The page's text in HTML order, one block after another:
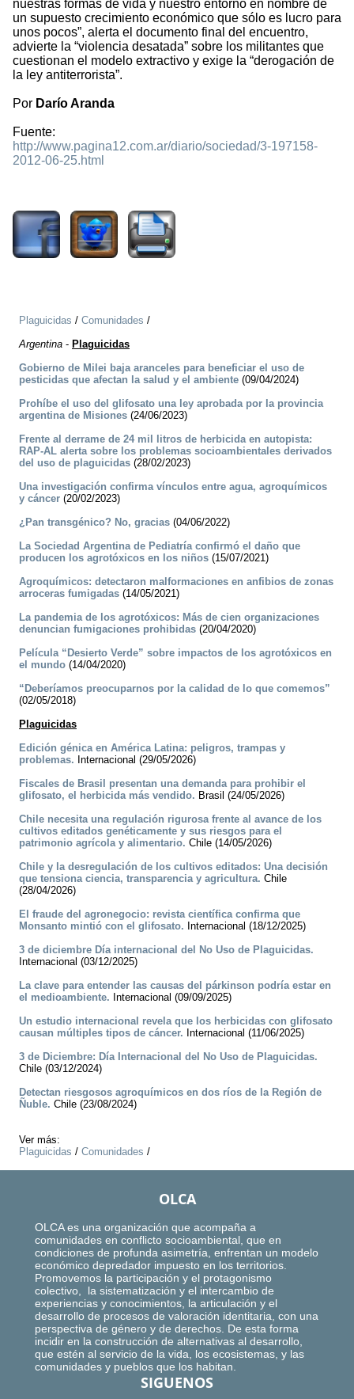
nuestras formas de vida y nuestro entorno en nombre de
un supuesto crecimiento económico que sólo es lucro para
unos pocos”, alerta el documento final del encuentro,
advierte la “violencia desatada” sobre los militantes que
cuestionan el modelo extractivo y exige la “derogación de
la ley antiterrorista”.
Por Darío Aranda
Fuente:
http://www.pagina12.com.ar/diario/sociedad/3-197158-
2012-06-25.html
Plaguicidas / Comunidades /
Argentina - Plaguicidas
Gobierno de Milei baja aranceles para beneficiar el uso de
pesticidas que afectan la salud y el ambiente (09/04/2024)
Prohíbe el uso del glifosato una ley aprobada por la provincia
argentina de Misiones (24/06/2023)
Frente al derrame de 24 mil litros de herbicida en autopista:
RAP-AL alerta sobre los problemas socioambientales derivados
del uso de plaguicidas (28/02/2023)
Una investigación confirma vínculos entre agua, agroquímicos
y cáncer (20/02/2023)
¿Pan transgénico? No, gracias (04/06/2022)
La Sociedad Argentina de Pediatría confirmó el daño que
producen los agrotóxicos en los niños (15/07/2021)
Agroquímicos: detectaron malformaciones en anfibios de zonas
arroceras fumigadas (14/05/2021)
La pandemia de los agrotóxicos: Más de cien organizaciones
denuncian fumigaciones prohibidas (20/04/2020)
Película “Desierto Verde” sobre impactos de los agrotóxicos en
el mundo (14/04/2020)
“Deberíamos preocuparnos por la calidad de lo que comemos”
(02/05/2018)
Plaguicidas
Edición génica en América Latina: peligros, trampas y
problemas. Internacional (29/05/2026)
Fiscales de Brasil presentan una demanda para prohibir el
glifosato, el herbicida más vendido. Brasil (24/05/2026)
Chile necesita una regulación rigurosa frente al avance de los
cultivos editados genéticamente y sus riesgos para el
patrimonio agrícola y alimentario. Chile (14/05/2026)
Chile y la desregulación de los cultivos editados: Una decisión
que tensiona ciencia, transparencia y agricultura. Chile
(28/04/2026)
El fraude del agronegocio: revista científica confirma que
Monsanto mintió con el glifosato. Internacional (18/12/2025)
3 de diciembre Día internacional del No Uso de Plaguicidas.
Internacional (03/12/2025)
La clave para entender las causas del párkinson podría estar en
el medioambiente. Internacional (09/09/2025)
Un estudio internacional revela que los herbicidas con glifosato
causan múltiples tipos de cáncer. Internacional (11/06/2025)
3 de Diciembre: Día Internacional del No Uso de Plaguicidas.
Chile (03/12/2024)
Detectan riesgosos agroquímicos en dos ríos de la Región de
Ñuble. Chile (23/08/2024)
Ver más:
Plaguicidas / Comunidades /
OLCA
OLCA es una organización que acompaña a
comunidades en conflicto socioambiental, que en
condiciones de profunda asimetría, enfrentan un modelo
económico depredador impuesto en los territorios.
Promovemos la participación y el protagonismo
colectivo, la sistematización y el intercambio de
experiencias y conocimientos, la articulación y el
desarrollo de procesos de valoración identitaria, con una
perspectiva de género y de derechos. De esta forma
incidir en la construcción de alternativas al desarrollo,
que estén al servicio de la vida, los ecosistemas, y las
comunidades y pueblos que los habitan.
SIGUENOS